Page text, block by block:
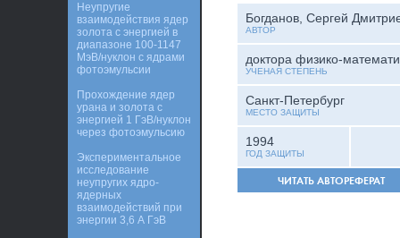
Богданов, Сергей
АВТОР
доктора физико-
УЧЕНАЯ СТЕПЕНЬ
Санкт-Петербург
МЕСТО ЗАЩИТЫ
1994
ГОД ЗАЩИТЫ
ЧИТАТЬ АВТОРЕФЕРАТ
Неупругие
взаимодействия ядер
золота с энергией в
диапазоне 100-1147
МэВ/нуклон с ядрами
фотоэмульсии
Прохождение ядер
урана и золота с
энергией 1 ГэВ/нуклон
через фотоэмульсию
Экспериментальное
исследование
неупругих ядро-
ядерных
взаимодействий при
энергии 3,6 А ГэВ